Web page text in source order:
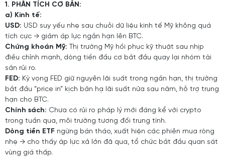
1. PHÂN TÍCH CƠ BẢN:
a) Kinh tế:
USD: USD suy yếu nhẹ sau chuỗi dữ liệu kinh tế Mỹ không quá
tích cực → giảm áp lực ngắn hạn lên BTC.
Chứng khoán Mỹ: Thị trường Mỹ hồi phục kỹ thuật sau nhịp
điều chỉnh mạnh, dòng tiền đầu cơ bắt đầu quay lại nhóm tài
sản rủi ro.
FED: Kỳ vọng FED giữ nguyên lãi suất trong ngắn hạn, thị trường
bắt đầu “price in” kịch bản hạ lãi suất nửa sau năm, hỗ trợ trung
hạn cho BTC.
Chính sách: Chưa có rủi ro pháp lý mới đáng kể với crypto
trong tuần qua, môi trường tương đối trung tính.
Dòng tiền ETF ngừng bán tháo, xuất hiện các phiên mua ròng
nhẹ → cho thấy áp lực xả lớn đã qua, tổ chức bắt đầu quan sát
vùng giá thấp.